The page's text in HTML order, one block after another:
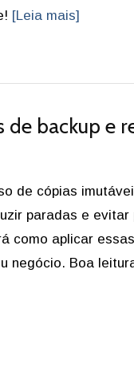
[Leia mais]
backup e
de cópias
paradas e evitar
como aplicar
negócio. Boa